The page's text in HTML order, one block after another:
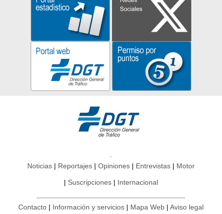
Noticias Reportajes Opiniones Entrevistas Motor
Suscripciones Internacional
Contacto Información y servicios Mapa Web Aviso legal